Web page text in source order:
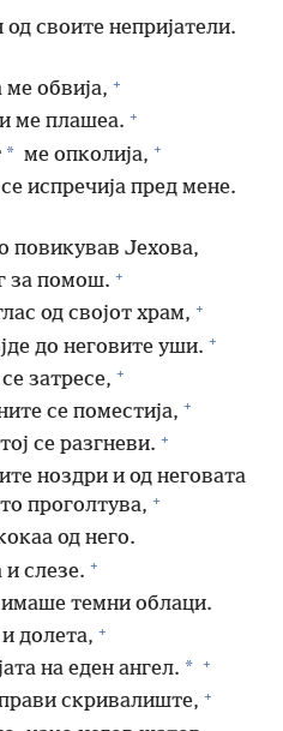
своите непријатели.
обвија, +
ме плашеа. +
* ме опколија, +
испречија пред мене.
повикував Јехова,
за помош. +
од својот храм, +
до неговите уши. +
затресе, +
се поместија, +
се разгневи. +
ноздри и од неговата
проголтува, +
од него.
и слезе. +
темни облаци.
и долета, +
на еден ангел. * +
скривалиште, +